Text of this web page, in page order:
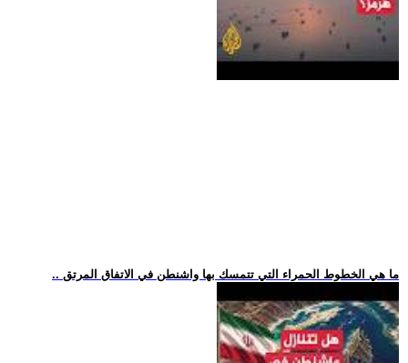
.. ما هي الخطوط الحمراء التي تتمسك بها واشنطن في الاتفاق المرتق